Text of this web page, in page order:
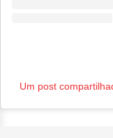
Um post